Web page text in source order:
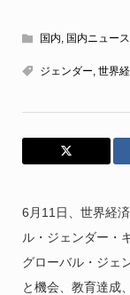
国内, 国内ニュース
ジェンダー, 世界
6月11日、世界経
ル・ジェンダー・
グローバル・ジェ
と機会、教育達成